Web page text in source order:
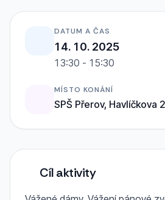
DATUM A ČAS
14. 10. 2025
13:30 - 15:30
MÍSTO KONÁNÍ
SPŠ Přerov, Havlíčkova 2
Cíl aktivity